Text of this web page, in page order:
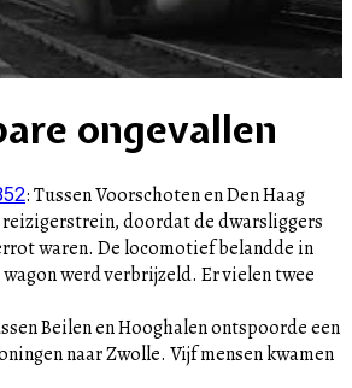
ongevallen
:Tussen Voorschoten en Den Haag
doordat de dwarsliggers
waren. De locomotief belandde in
werd verbrijzeld. Er vielen twee
Beilen en Hooghalen ontspoorde een
naar Zwolle. Vijf mensen kwamen